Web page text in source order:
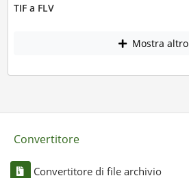
TIF a FLV
Mostra altro
Convertitore
Convertitore di file archivio